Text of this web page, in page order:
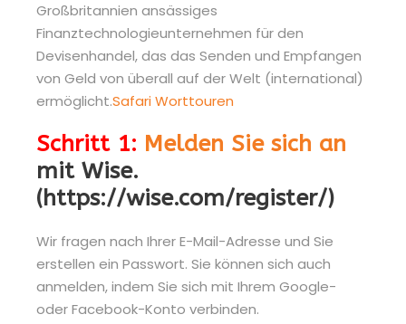
Großbritannien ansässiges
Finanztechnologieunternehmen für den
Devisenhandel, das das Senden und Empfangen
von Geld von überall auf der Welt (international)
ermöglicht.Safari Worttouren
Schritt 1: Melden Sie sich an
mit Wise.
(https://wise.com/register/)
Wir fragen nach Ihrer E-Mail-Adresse und Sie
erstellen ein Passwort. Sie können sich auch
anmelden, indem Sie sich mit Ihrem Google-
oder Facebook-Konto verbinden.